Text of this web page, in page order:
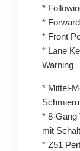
*
*
* Front
* Lane
Warning
* Mittel-
* 8-Gang
mit
* Z51